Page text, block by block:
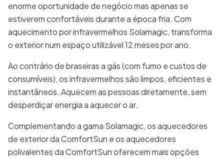
enorme oportunidade de negócio mas apenas se
estiverem confortáveis durante a época fria. Com
aquecimento por infravermelhos Solamagic, transforma
o exterior num espaço utilizável 12 meses por ano.
Ao contrário de braseiras a gás (com fumo e custos de
consumíveis), os infravermelhos são limpos, eficientes e
instantâneos. Aquecem as pessoas diretamente, sem
desperdiçar energia a aquecer o ar.
Complementando a gama Solamagic, os aquecedores
de exterior da ComfortSun e os aquecedores
polivalentes da ComfortSun oferecem mais opções